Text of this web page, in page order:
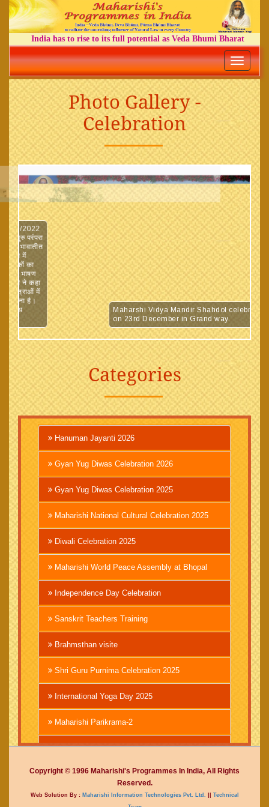
India has to rise to its full potential as Veda Bhumi Bharat
Toggle
Photo Gallery -
Celebration
में शनिवार 03/12 /2022
का प्रारंभ सर्वप्रथम गुरु परंपरा
ध्यान किया गया ।भावातीत
शशि शेखर जी के निर्देशन में
। पाठ के साथ-साथ श्लोकों का
अवसर पर छात्रों द्वारा भाषण
श्री राजीव त्यागी जी ने कहा
का उद्देश्य छात्र-छात्राओं में
के कल्याण का संदेश देना है।
में प्रसाद वितरण के साथ
Maharshi Vidya Mandir
on 23rd December in
Categories
Hanuman Jayanti 2026
Gyan Yug Diwas Celebration 2026
Gyan Yug Diwas Celebration 2025
Maharishi National Cultural Celebration 2025
Diwali Celebration 2025
Maharishi World Peace Assembly at Bhopal
Independence Day Celebration
Sanskrit Teachers Training
Brahmsthan visite
Shri Guru Purnima Celebration 2025
International Yoga Day 2025
Maharishi Parikrama-2
Brahmachari Girish Ji
Mahashivratri 2025
Vedic International Court
Copyright © 1996 Maharishi's Programmes In India, All Rights
Reserved.
Web Solution By :Maharishi Information Technologies Pvt. Ltd. || Technical